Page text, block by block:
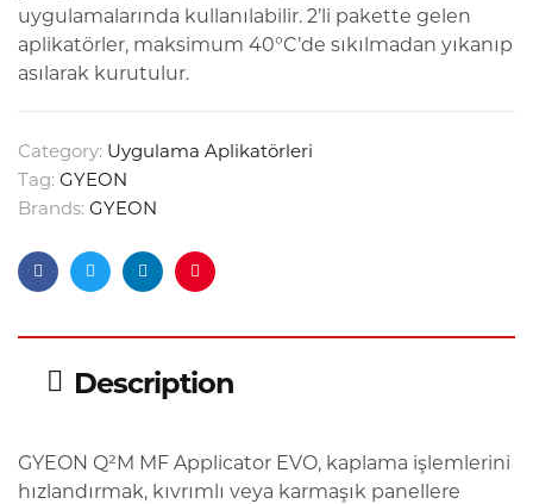
uygulamalarında kullanılabilir. 2’li pakette gelen
aplikatörler, maksimum 40°C’de sıkılmadan yıkanıp
asılarak kurutulur.
Category: Uygulama Aplikatörleri
Tag: GYEON
Brands: GYEON
FacebookTwitterLinkedinPinterest
Description
GYEON Q²M MF Applicator EVO, kaplama işlemlerini
hızlandırmak, kıvrımlı veya karmaşık panellere